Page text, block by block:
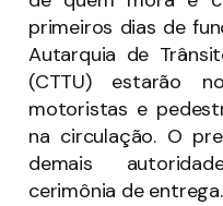
primeiros dias de
Autarquia de
(CTTU) estarão
motoristas e
na circulação. O
demais
cerimônia de entrega.